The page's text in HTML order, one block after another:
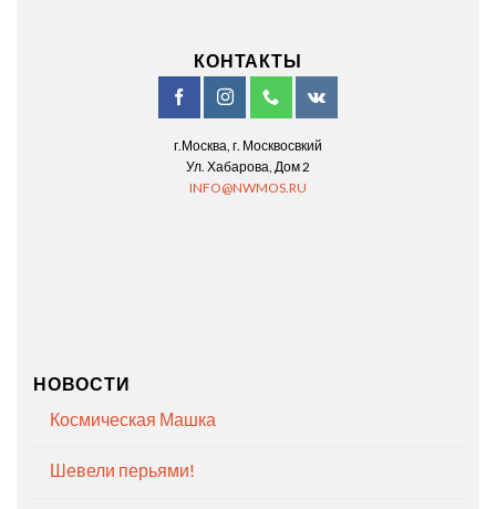
КОНТАКТЫ
г.Москва, г. Москвосвкий
Ул. Хабарова, Дом 2
INFO@NWMOS.RU
НОВОСТИ
Космическая Машка
Шевели перьями!